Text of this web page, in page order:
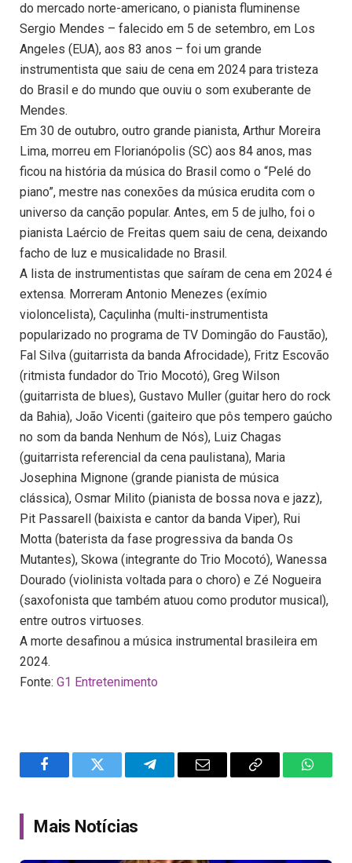
do mercado norte-americano, o pianista fluminense
Sergio Mendes – falecido em 5 de setembro, em Los
Angeles (EUA), aos 83 anos – foi um grande
instrumentista que saiu de cena em 2024 para tristeza
do Brasil e do mundo que ouviu o som exuberante de
Mendes.
Em 30 de outubro, outro grande pianista, Arthur Moreira
Lima, morreu em Florianópolis (SC) aos 84 anos, mas
ficou na história da música do Brasil como o “Pelé do
piano”, mestre nas conexões da música erudita com o
universo da canção popular. Antes, em 5 de julho, foi o
pianista Laércio de Freitas quem saiu de cena, deixando
facho de luz e musicalidade no Brasil.
A lista de instrumentistas que saíram de cena em 2024 é
extensa. Morreram Antonio Menezes (exímio
violoncelista), Caçulinha (multi-instrumentista
popularizado no programa de TV Domingão do Faustão),
Fal Silva (guitarrista da banda Afrocidade), Fritz Escovão
(ritmista fundador do Trio Mocotó), Greg Wilson
(guitarrista de blues), Gustavo Muller (guitar hero do rock
da Bahia), João Vicenti (gaiteiro que pôs tempero gaúcho
no som da banda Nenhum de Nós), Luiz Chagas
(guitarrista referencial da cena paulistana), Maria
Josephina Mignone (grande pianista de música
clássica), Osmar Milito (pianista de bossa nova e jazz),
Pit Passarell (baixista e cantor da banda Viper), Rui
Motta (baterista da fase progressiva da banda Os
Mutantes), Skowa (integrante do Trio Mocotó), Wanessa
Dourado (violinista voltada para o choro) e Zé Nogueira
(saxofonista que também atuou como produtor musical),
entre outros virtuoses.
A morte desafinou a música instrumental brasileira em
2024.
Fonte: G1 Entretenimento
FacebookTwitter TelegramEmail
Copy
Mais Notícias